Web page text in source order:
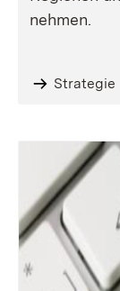
nehmen.
Strategie